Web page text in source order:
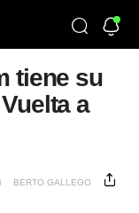
tiene su
a
BERTO GALLEGO